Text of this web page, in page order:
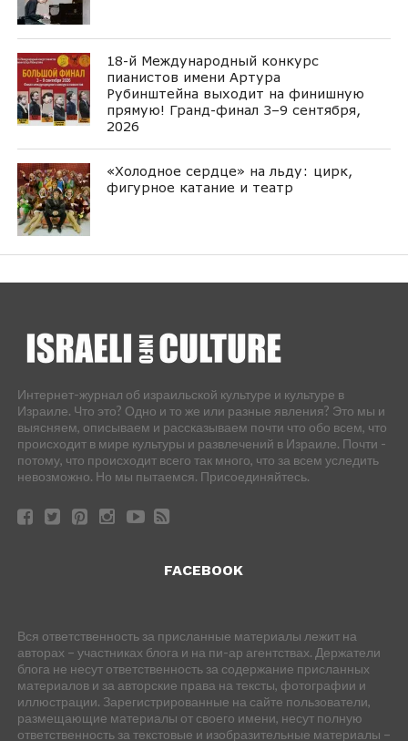
18-й Международный конкурс
пианистов имени Артура
Рубинштейна выходит на финишную
прямую! Гранд-финал 3–9 сентября,
2026
«Холодное сердце» на льду: цирк,
фигурное катание и театр
Интернет-журнал об израильской культуре и культуре в
Израиле. Что это? Одно и то же или разные явления? Это мы и
выясняем, описываем и рассказываем почти что обо всем, что
происходит в мире культуры и развлечений в Израиле. Почти -
потому, что происходит всего так много, что за всем уследить
невозможно. Но мы пытаемся. Присоединяйтесь.
FACEBOOK
Вся ответственность за присланные материалы лежит на
авторах – участниках блога и на пи-ар агентствах. Держатели
блога не несут ответственность за содержание присланных
материалов и за авторские права на тексты, фотографии и
иллюстрации. Зарегистрированные на сайте пользователи,
размещающие материалы от своего имени, несут полную
ответственность за текстовые и изобразительные материалы –